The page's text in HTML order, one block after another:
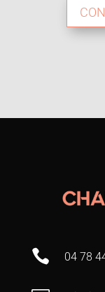
 04 78